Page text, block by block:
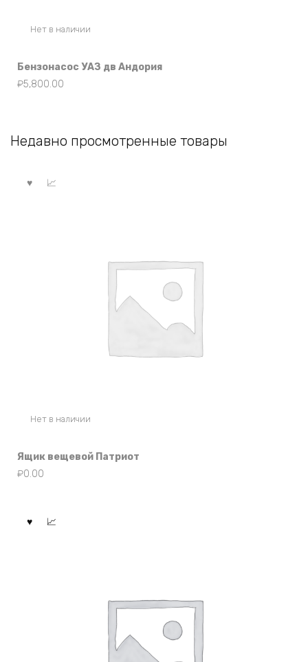
Нет в наличии
Бензонасос УАЗ дв Андория
₽5,800.00
Недавно просмотренные товары
Нет в наличии
Ящик вещевой Патриот
₽0.00